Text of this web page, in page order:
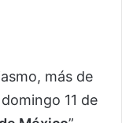
más de
11 de